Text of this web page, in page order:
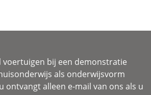
voertuigen bij een demonstratie
als onderwijsvorm
ontvangt alleen e-mail van ons als u